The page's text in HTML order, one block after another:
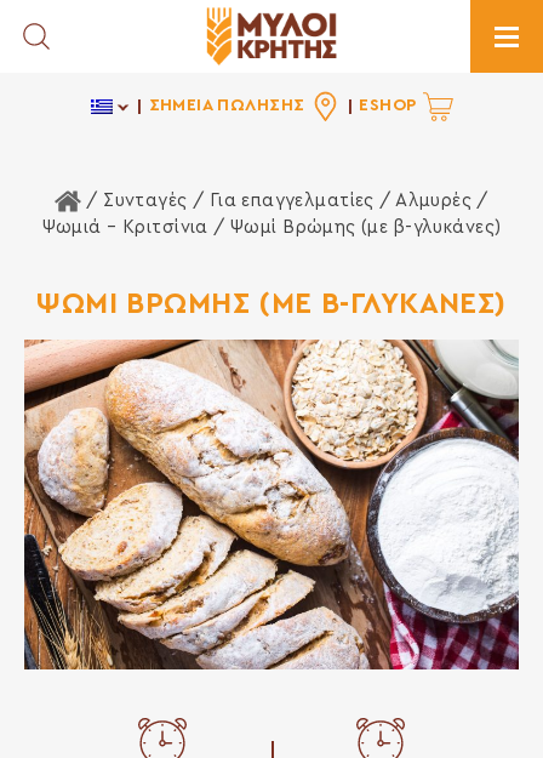
Toggle Search
ΣΗΜΕΙΑ ΠΩΛΗΣΗΣ ESHOP
Αρχική Σελίδα
/ Συνταγές / Για επαγγελματίες /Αλμυρές /
Ψωμιά – Κριτσίνια / Ψωμί Βρώμης (με β-γλυκάνες)
ΨΩΜΙ ΒΡΩΜΗΣ (ΜΕ Β-ΓΛΥΚΑΝΕΣ)